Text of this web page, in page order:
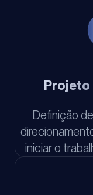
Projeto
Definição
iniciar o